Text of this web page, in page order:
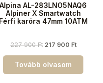
Alpina AL-283LNO5NAQ6
Alpiner X Smartwatch
Férfi karóra 47mm 10ATM
227 900Ft 217 900 Ft
Tovább olvasom